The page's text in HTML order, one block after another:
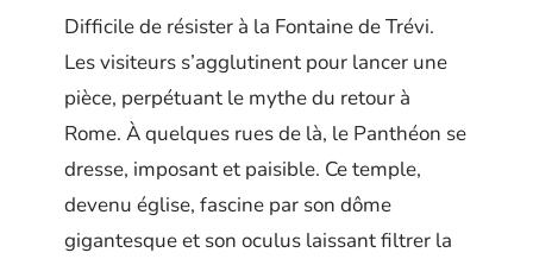
Difficile de résister à la Fontaine de Trévi.
Les visiteurs s’agglutinent pour lancer une
pièce, perpétuant le mythe du retour à
Rome. À quelques rues de là, le Panthéon se
dresse, imposant et paisible. Ce temple,
devenu église, fascine par son dôme
gigantesque et son oculus laissant filtrer la